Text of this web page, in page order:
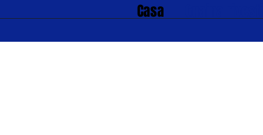
Casa